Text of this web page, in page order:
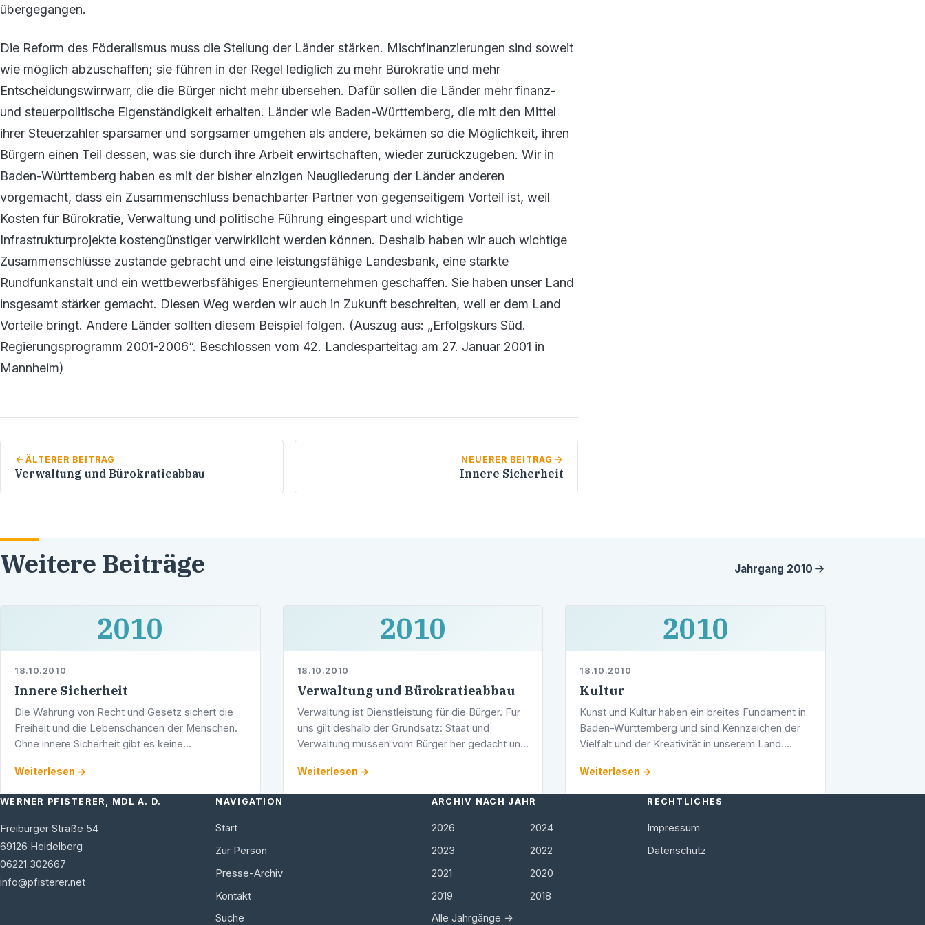
übergegangen.
Die Reform des Föderalismus muss die Stellung der Länder stärken. Mischfinanzierungen sind soweit
wie möglich abzuschaffen; sie führen in der Regel lediglich zu mehr Bürokratie und mehr
Entscheidungswirrwarr, die die Bürger nicht mehr übersehen. Dafür sollen die Länder mehr finanz-
und steuerpolitische Eigenständigkeit erhalten. Länder wie Baden-Württemberg, die mit den Mittel
ihrer Steuerzahler sparsamer und sorgsamer umgehen als andere, bekämen so die Möglichkeit, ihren
Bürgern einen Teil dessen, was sie durch ihre Arbeit erwirtschaften, wieder zurückzugeben. Wir in
Baden-Württemberg haben es mit der bisher einzigen Neugliederung der Länder anderen
vorgemacht, dass ein Zusammenschluss benachbarter Partner von gegenseitigem Vorteil ist, weil
Kosten für Bürokratie, Verwaltung und politische Führung eingespart und wichtige
Infrastrukturprojekte kostengünstiger verwirklicht werden können. Deshalb haben wir auch wichtige
Zusammenschlüsse zustande gebracht und eine leistungsfähige Landesbank, eine starkte
Rundfunkanstalt und ein wettbewerbsfähiges Energieunternehmen geschaffen. Sie haben unser Land
insgesamt stärker gemacht. Diesen Weg werden wir auch in Zukunft beschreiten, weil er dem Land
Vorteile bringt. Andere Länder sollten diesem Beispiel folgen. (Auszug aus: „Erfolgskurs Süd.
Regierungsprogramm 2001-2006“. Beschlossen vom 42. Landesparteitag am 27. Januar 2001 in
Mannheim)
ÄLTERER BEITRAG
Verwaltung und Bürokratieabbau
NEUERER BEITRAG
Innere Sicherheit
Weitere Beiträge Jahrgang 2010
2010
18.10.2010
Innere Sicherheit
Die Wahrung von Recht und Gesetz sichert die
Freiheit und die Lebenschancen der Menschen.
Ohne innere Sicherheit gibt es keine
entfalten, bleibt die persönliche Freiheit ein …
Weiterlesen →
2010
18.10.2010
Verwaltung und Bürokratieabbau
Verwaltung ist Dienstleistung für die Bürger. Für
uns gilt deshalb der Grundsatz: Staat und
Verwaltung müssen vom Bürger her gedacht und
gemessen haben die kommunalen Verwaltungen
…
Weiterlesen →
2010
18.10.2010
Kultur
Kunst und Kultur haben ein breites Fundament in
Baden-Württemberg und sind Kennzeichen der
Vielfalt und der Kreativität in unserem Land.
Museen, Orchester und Chöre, …
Weiterlesen →
WERNER PFISTERER, MDL A. D.
Freiburger Straße 54
69126 Heidelberg
06221 302667
info@pfisterer.net
NAVIGATION
Start
Zur Person
Presse-Archiv
Kontakt
Suche
ARCHIV NACH JAHR
2026
2024
2023
2022
2021
2020
2019
2018
Alle Jahrgänge →
RECHTLICHES
Impressum
Datenschutz